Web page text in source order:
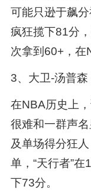
可能只逊于飙
疯狂揽下81分
次拿到60+，在
3、大卫-汤普
在NBA历史上
很难和一群声
及单场得分狂
单，“天行者”
下73分。